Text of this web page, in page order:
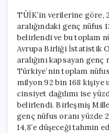
TÜİK’in verilerine göre,
aralığındaki genç nüfus
belirlendi ve bu toplam
Avrupa Birliği İstatistik
aralığını kapsayan
Türkiye’nin toplam
milyon 92 bin 168 kişiye
cinsiyet dağılımı ise
belirlendi. Birleşmiş
genç nüfus oranı yüzde
14,8’e düşeceği tahmin